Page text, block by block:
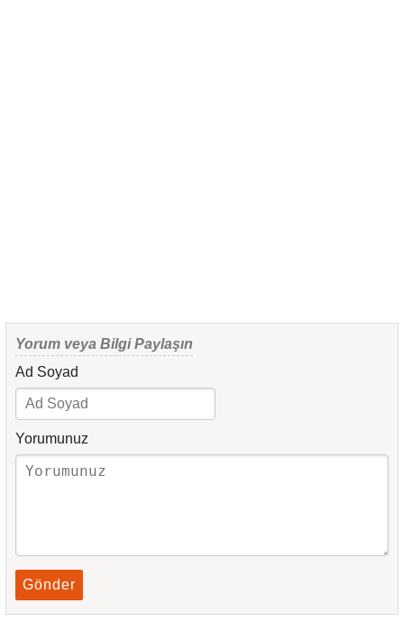
Yorum veya Bilgi Paylaşın
Ad Soyad
Yorumunuz
Gönder